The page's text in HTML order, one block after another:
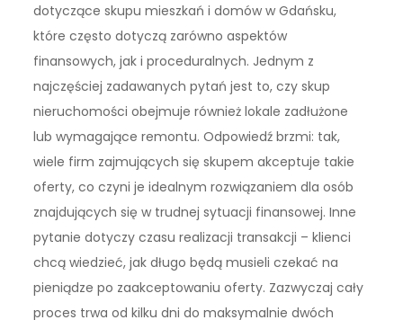
dotyczące skupu mieszkań i domów w Gdańsku,
które często dotyczą zarówno aspektów
finansowych, jak i proceduralnych. Jednym z
najczęściej zadawanych pytań jest to, czy skup
nieruchomości obejmuje również lokale zadłużone
lub wymagające remontu. Odpowiedź brzmi: tak,
wiele firm zajmujących się skupem akceptuje takie
oferty, co czyni je idealnym rozwiązaniem dla osób
znajdujących się w trudnej sytuacji finansowej. Inne
pytanie dotyczy czasu realizacji transakcji – klienci
chcą wiedzieć, jak długo będą musieli czekać na
pieniądze po zaakceptowaniu oferty. Zazwyczaj cały
proces trwa od kilku dni do maksymalnie dwóch